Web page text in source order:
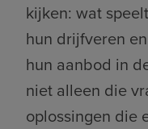
kijken: wat
hun drijfveren
hun aanbod in
niet alleen die
oplossingen die